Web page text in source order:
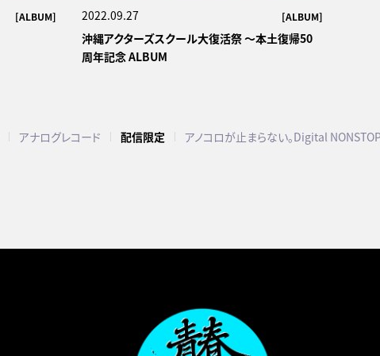
[ALBUM] 2022.09.27 [ALBUM]
沖縄アクターズスクール大復活祭 ～本土復帰50
周年記念 ALBUM
アナログレコード 配信限定 アノコロが止まらない。Digital NONSTOP